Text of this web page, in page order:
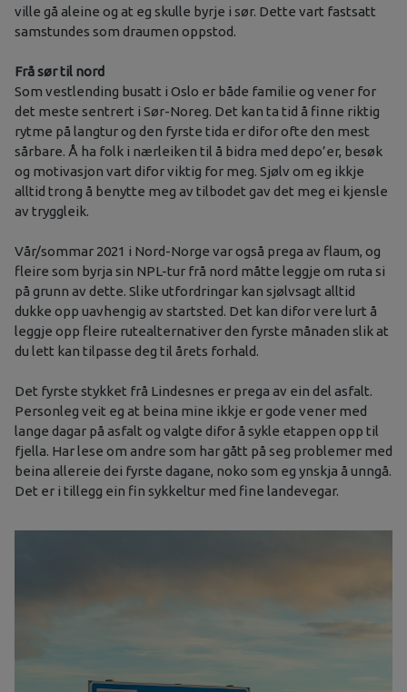
ville gå aleine og at eg skulle byrje i sør. Dette vart fastsatt
samstundes som draumen oppstod.
Frå sør til nord
Som vestlending busatt i Oslo er både familie og vener for
det meste sentrert i Sør-Noreg. Det kan ta tid å finne riktig
rytme på langtur og den fyrste tida er difor ofte den mest
sårbare. Å ha folk i nærleiken til å bidra med depo’er, besøk
og motivasjon vart difor viktig for meg. Sjølv om eg ikkje
alltid trong å benytte meg av tilbodet gav det meg ei kjensle
av tryggleik.
Vår/sommar 2021 i Nord-Norge var også prega av flaum, og
fleire som byrja sin NPL-tur frå nord måtte leggje om ruta si
på grunn av dette. Slike utfordringar kan sjølvsagt alltid
dukke opp uavhengig av startsted. Det kan difor vere lurt å
leggje opp fleire rutealternativer den fyrste månaden slik at
du lett kan tilpasse deg til årets forhald.
Det fyrste stykket frå Lindesnes er prega av ein del asfalt.
Personleg veit eg at beina mine ikkje er gode vener med
lange dagar på asfalt og valgte difor å sykle etappen opp til
fjella. Har lese om andre som har gått på seg problemer med
beina allereie dei fyrste dagane, noko som eg ynskja å unngå.
Det er i tillegg ein fin sykkeltur med fine landevegar.